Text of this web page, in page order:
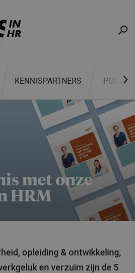
KENNISPARTNERS
ZOEKEN
met onze
HRM
opleiding & ontwikkeling,
en verzuim zijn de 5